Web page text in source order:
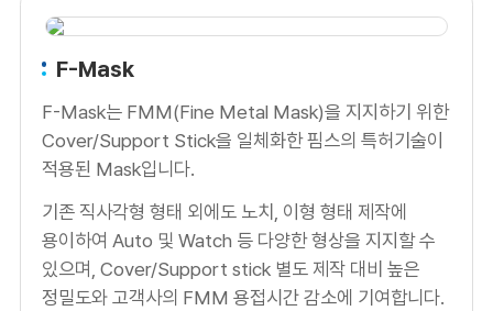
F-Mask
F-Mask는 FMM(Fine Metal Mask)을 지지하기 위한
Cover/Support Stick을 일체화한 핌스의 특허기술이
적용된 Mask입니다.
기존 직사각형 형태 외에도 노치, 이형 형태 제작에
용이하여 Auto 및 Watch 등 다양한 형상을 지지할 수
있으며, Cover/Support stick 별도 제작 대비 높은
정밀도와 고객사의 FMM 용접시간 감소에 기여합니다.